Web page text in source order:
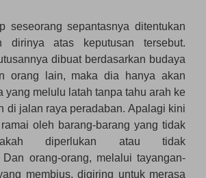
seseorang sepantasnya ditentukan
dirinya atas keputusan tersebut.
dibuat berdasarkan budaya
orang lain, maka dia hanya akan
yang melulu latah tanpa tahu arah ke
di jalan raya peradaban. Apalagi kini
oleh barang-barang yang tidak
diperlukan atau tidak
Dan orang-orang, melalui tayangan-
membius, digiring untuk merasa